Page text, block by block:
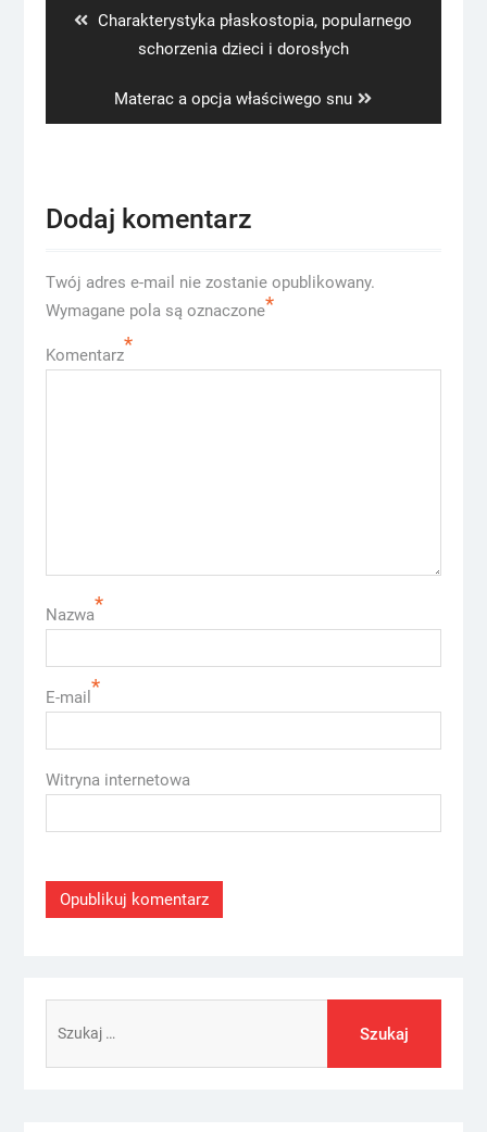
Previous
Charakterystyka płaskostopia, popularnego
schorzenia dzieci i dorosłych
Next
post:
Materac a opcja właściwego snu
Dodaj komentarz
Twój adres e-mail nie zostanie opublikowany.
Wymagane pola są oznaczone*
Komentarz*
Nazwa*
E-mail *
Witryna internetowa